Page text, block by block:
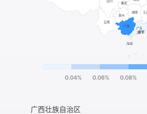
0.04% 0.06% 0.08%
广西壮族自治区